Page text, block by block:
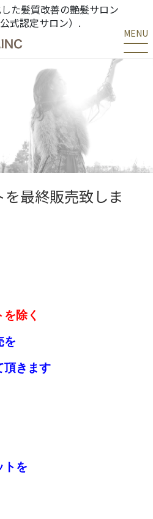
た髪質改善の艶髪サロン
公式認定サロン）.
MENU
最終販売致しま
除く
を
頂きます
トを